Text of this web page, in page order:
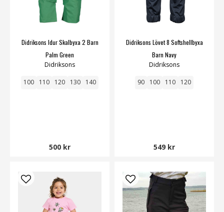
Didriksons Idur Skalbyxa 2 Barn
Palm Green
Didriksons
100 110 120 130 140
500 kr
Didriksons Lövet 8 Softshellbyxa
Barn Navy
Didriksons
90 100 110 120
549 kr